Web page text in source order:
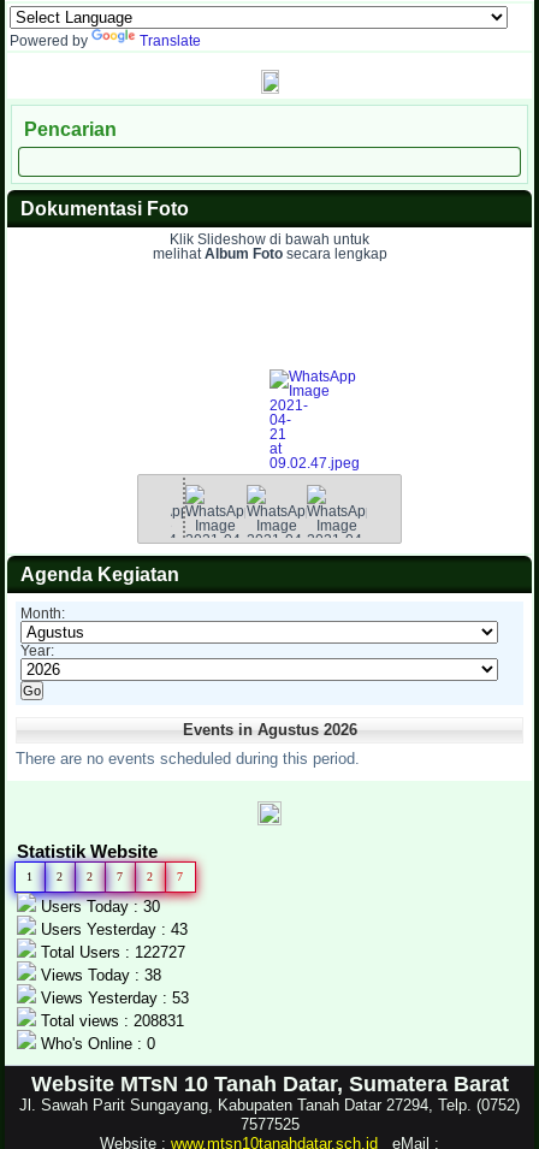
Powered by Translate
Pencarian
Dokumentasi Foto
Klik Slideshow di bawah untuk
melihatAlbum Fotosecara lengkap
Agenda Kegiatan
Month:
Year:
Events in Agustus 2026
There are no events scheduled during this period.
Statistik Website
1 2 2 7 2 7
Users Today : 30
Users Yesterday : 43
Total Users : 122727
Views Today : 38
Views Yesterday : 53
Total views : 208831
Who's Online : 0
Website MTsN 10 Tanah Datar, Sumatera Barat
Jl. Sawah Parit Sungayang, Kabupaten Tanah Datar 27294, Telp. (0752)
7577525
Website : www.mtsn10tanahdatar.sch.id eMail :